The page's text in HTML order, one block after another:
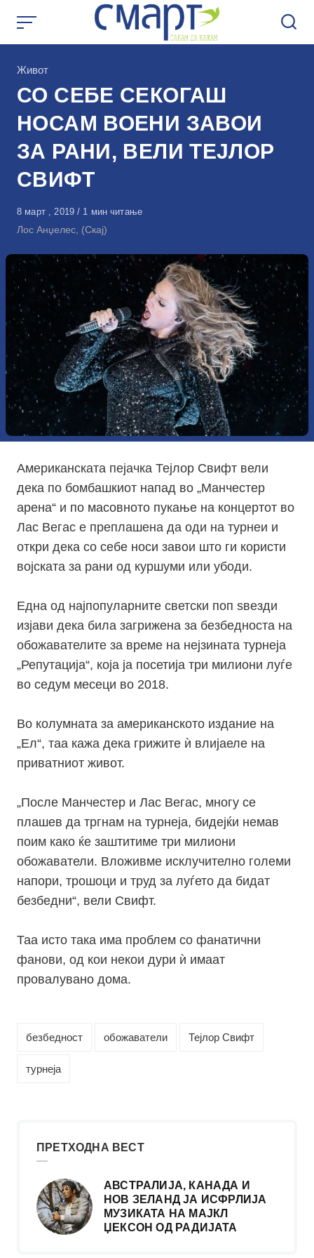
КАтегорија
Живот
СО СЕБЕ СЕКОГАШ
НОСАМ ВОЕНИ ЗАВОИ
ЗА РАНИ, ВЕЛИ ТЕЈЛОР
СВИФТ
Објавено
на
8 март , 2019 1 мин читање
Лос Анџелес, (Скај)
Американската пејачка Тејлор Свифт вели
дека по бомбашкиот напад во „Манчестер
арена“ и по масовното пукање на концертот во
Лас Вегас е преплашена да оди на турнеи и
откри дека со себе носи завои што ги користи
војската за рани од куршуми или убоди.
Една од најпопуларните светски поп ѕвезди
изјави дека била загрижена за безбедноста на
обожавателите за време на нејзината турнеја
„Репутација“, која ја посетија три милиони луѓе
во седум месеци во 2018.
Во колумната за американското издание на
„Ел“, таа кажа дека грижите ѝ влијаеле на
приватниот живот.
„После Манчестер и Лас Вегас, многу се
плашев да тргнам на турнеја, бидејќи немав
поим како ќе заштитиме три милиони
обожаватели. Вложивме исклучително големи
напори, трошоци и труд за луѓето да бидат
безбедни“, вели Свифт.
Таа исто така има проблем со фанатични
фанови, од кои некои дури ѝ имаат
провалувано дома.
безбедност обожаватели Тејлор Свифт
турнеја
ПРЕТХОДНА ВЕСТ
АВСТРАЛИЈА, КАНАДА И
НОВ ЗЕЛАНД ЈА ИСФРЛИЈА
МУЗИКАТА НА МАЈКЛ
ЏЕКСОН ОД РАДИЈАТА